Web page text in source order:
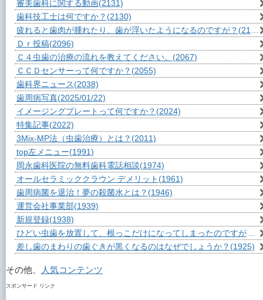
審美歯科に関する動画(2131)
歯科技工士は何ですか？ (2130)
疲れると歯肉が腫れたり、歯が浮いたようになるのですが？ (2106)
Ｄｒ投稿(2096)
Ｃ４虫歯の治療の流れを教えてください。 (2067)
ＣＣＤセンサーって何ですか？ (2055)
歯科界ニュース(2038)
歯周病写真(2025/01/22)
イメージングプレートって何ですか？ (2024)
特集記事(2022)
3Mix-MP法（虫歯治療）とは？ (2011)
top左メニュー(1991)
岡永歯科医院の無料歯科電話相談(1974)
オールセラミッククラウン デメリット (1961)
歯周病菌を退治！夢の殺菌水とは？ (1946)
運営会社事業部(1939)
新規登録(1938)
ひどい虫歯を放置して、根っこだけになってしまったのですが？
差し歯のまわりの歯ぐきが黒くなるのはなぜでしょうか？ (1925)
その他、 人気コンテンツ
スポンサード リンク